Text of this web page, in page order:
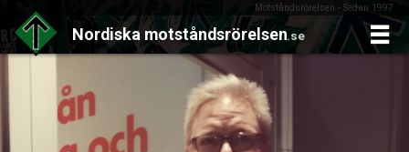
Motståndsrörelsen - Sedan 1997
Nordiska motståndsrörelsen.se
Skip
to
content